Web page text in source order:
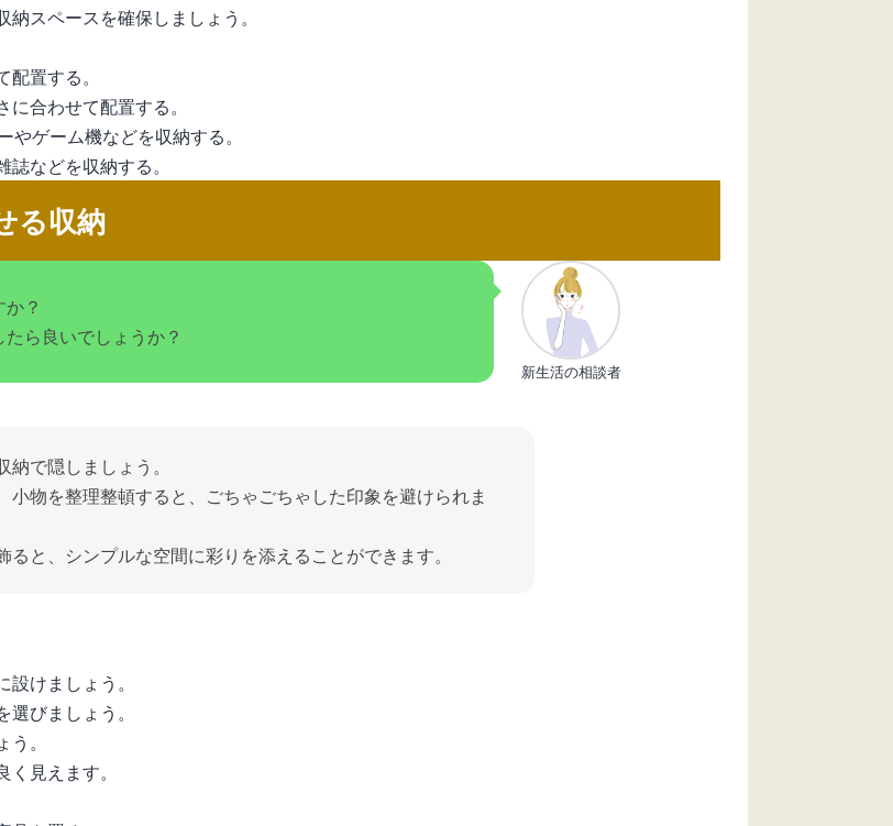
スペースを確保しましょう。
置する。
合わせて配置する。
ゲーム機などを収納する。
などを収納する。
る収納
？
ら良いでしょうか？
新生活の相談者
で隠しましょう。
小物を整理整頓すると、ごちゃごちゃした印象を避けられま
と、シンプルな空間に彩りを添えることができます。
けましょう。
びましょう。
。
見えます。